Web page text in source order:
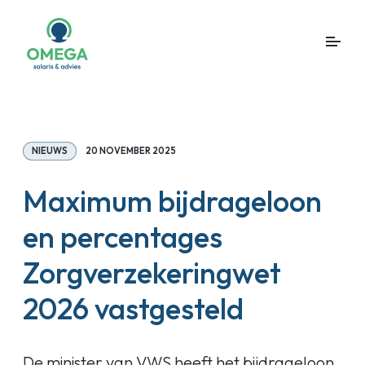
NIEUWS 20 NOVEMBER 2025
Maximum bijdrageloon
en percentages
Zorgverzekeringwet
2026 vastgesteld